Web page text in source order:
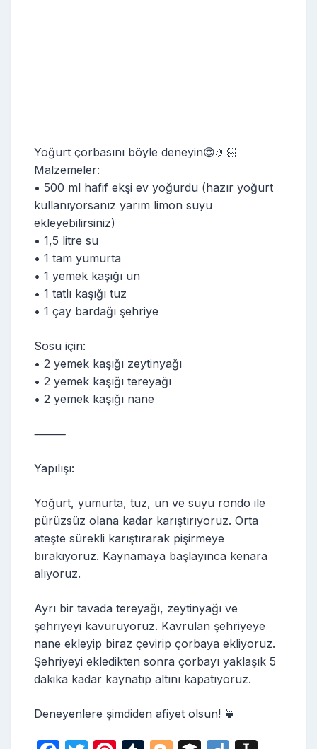
Yoğurt çorbasını böyle deneyin😍🤌🏻
Malzemeler:
• 500 ml hafif ekşi ev yoğurdu (hazır yoğurt
kullanıyorsanız yarım limon suyu
ekleyebilirsiniz)
• 1,5 litre su
• 1 tam yumurta
• 1 yemek kaşığı un
• 1 tatlı kaşığı tuz
• 1 çay bardağı şehriye
Sosu için:
• 2 yemek kaşığı zeytinyağı
• 2 yemek kaşığı tereyağı
• 2 yemek kaşığı nane
⸻
Yapılışı:
Yoğurt, yumurta, tuz, un ve suyu rondo ile
pürüzsüz olana kadar karıştırıyoruz. Orta
ateşte sürekli karıştırarak pişirmeye
bırakıyoruz. Kaynamaya başlayınca kenara
alıyoruz.
Ayrı bir tavada tereyağı, zeytinyağı ve
şehriyeyi kavuruyoruz. Kavrulan şehriyeye
nane ekleyip biraz çevirip çorbaya ekliyoruz.
Şehriyeyi ekledikten sonra çorbayı yaklaşık 5
dakika kadar kaynatıp altını kapatıyoruz.
Deneyenlere şimdiden afiyet olsun! 🍵